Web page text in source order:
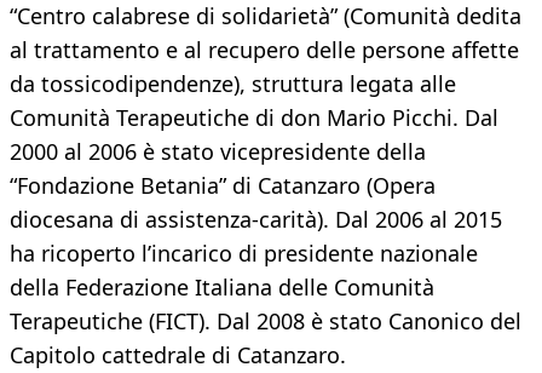
“Centro calabrese di solidarietà” (Comunità dedita
al trattamento e al recupero delle persone affette
da tossicodipendenze), struttura legata alle
Comunità Terapeutiche di don Mario Picchi. Dal
2000 al 2006 è stato vicepresidente della
“Fondazione Betania” di Catanzaro (Opera
diocesana di assistenza-carità). Dal 2006 al 2015
ha ricoperto l’incarico di presidente nazionale
della Federazione Italiana delle Comunità
Terapeutiche (FICT). Dal 2008 è stato Canonico del
Capitolo cattedrale di Catanzaro.